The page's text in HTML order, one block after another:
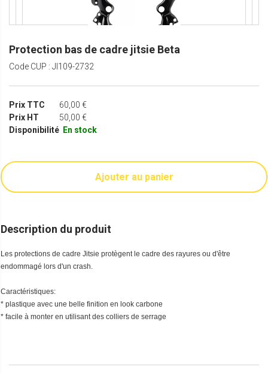
Protection bas de cadre jitsie Beta
Code CUP : JI109-2732
Prix TTC
60,00 €
Prix HT
50,00 €
Disponibilité En stock
Ajouter au panier
Description du produit
Les protections de cadre Jitsie protègent le cadre des rayures ou d'être
endommagé lors d'un crash.
Caractéristiques:
* plastique avec une belle finition en look carbone
* facile à monter en utilisant des colliers de serrage